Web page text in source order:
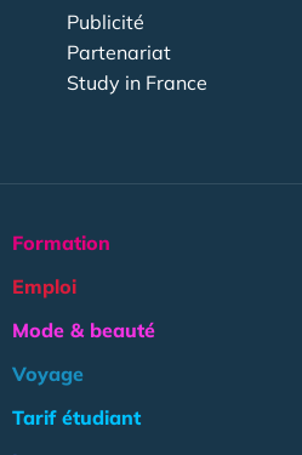
Publicité
Partenariat
Study in France
Formation
Emploi
Mode & beauté
Voyage
Tarif étudiant